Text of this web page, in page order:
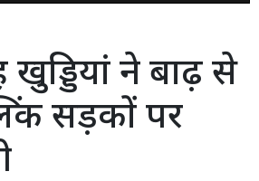
खुड्डियां ने बाढ़ से
सड़कों पर